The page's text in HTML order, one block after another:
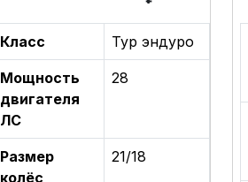
Класс Тур эндуро
Мощность
двигателя
ЛС
28
Размер
колёс
21/18